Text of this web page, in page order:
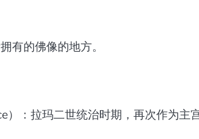
有的佛像的地方。
：拉玛二世统治时期，再次作为主